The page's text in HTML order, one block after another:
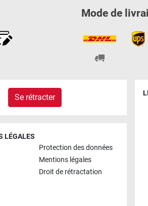
Mode de
Se rétracter
LÉGALES
Protection des données
Mentions légales
Droit de rétractation